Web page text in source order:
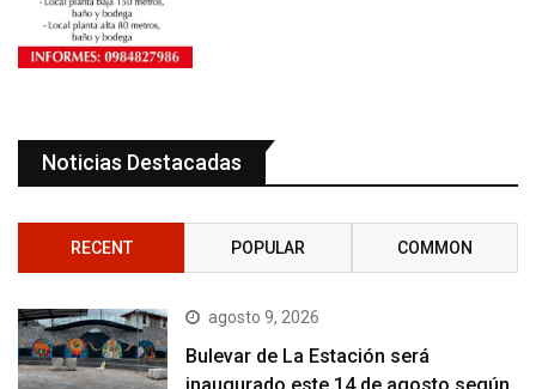
Noticias Destacadas
RECENT POPULAR COMMON
agosto 9, 2026
Bulevar de La Estación será
inaugurado este 14 de agosto según